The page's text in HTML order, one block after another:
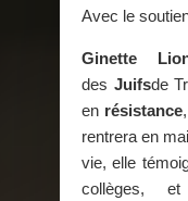
Avec le
Ginette
des Juifsde
en résistance
rentrera en
vie, elle
collèges,